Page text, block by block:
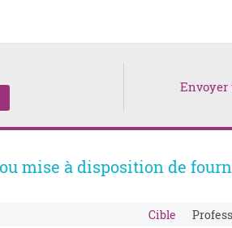
Envoyer
mise à disposition de
Cible